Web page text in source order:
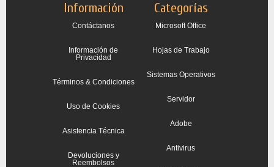
Información
Contáctanos
Información de
Privacidad
Términos & Condiciones
Uso de Cookies
Asistencia Técnica
Devoluciones y
Reembolsos
Categorías
Microsoft Office
Hojas de Trabajo
Sistemas Operativos
Servidor
Adobe
Antivirus